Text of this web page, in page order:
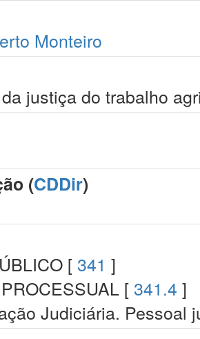
Monteiro
justiça do trabalho
(CDDir)
[ 341 ]
[ 341.4 ]
Judiciária. Pessoal